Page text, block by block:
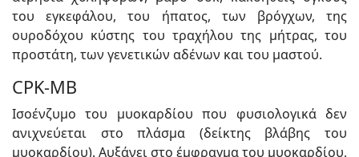
του εγκεφάλου, του ήπατος, των βρόγχων, της
ουροδόχου κύστης του τραχήλου της μήτρας, του
προστάτη, των γενετικών αδένων και του μαστού.
CPK-MB
Ισοένζυμο του μυοκαρδίου που φυσιολογικά δεν
ανιχνεύεται στο πλάσμα (δείκτης βλάβης του
μυοκαρδίου). Αυξάνει στο έμφραγμα του μυοκαρδίου,